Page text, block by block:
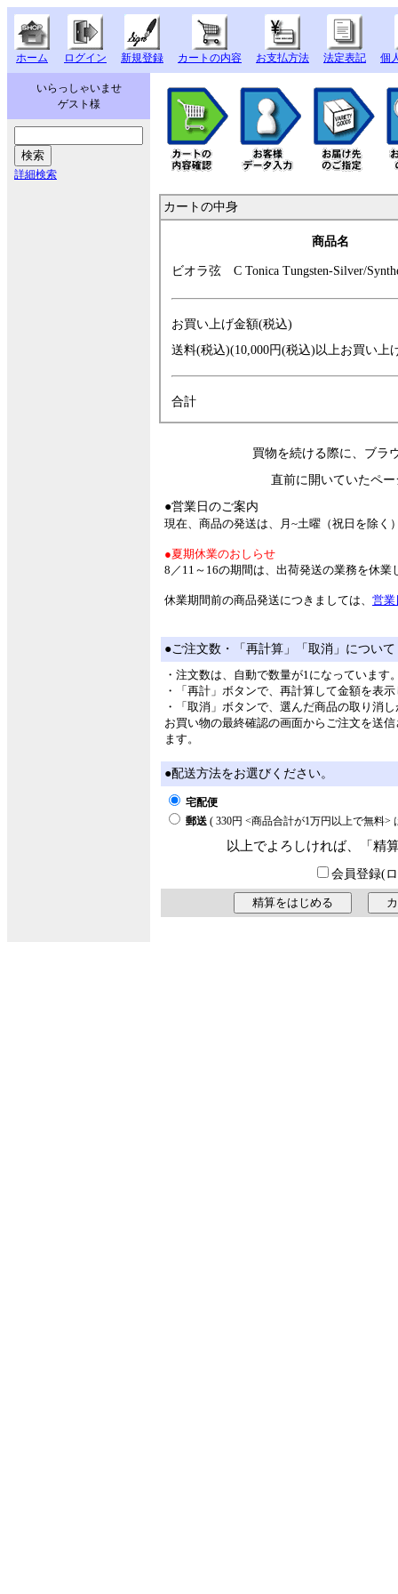
ホーム ログイン 新規登録 カートの内容 お支払方法 法定表記 個
いらっしゃいませ
ゲスト様
詳細検索
カートの中身
商品名
ビオラ弦 C Tonica Tungsten-Silver/
お買い上げ金額(税込)
送料(税込)(10,000円(税込)以上お買い上
合計
買物を続ける際に、ブラ
直前に開いていたペ
●営業日のご案内
現在、商品の発送は、月~土曜（祝日を除く
●夏期休業のおしらせ
8／11～16の期間は、出荷発送の業務を休業
休業期間前の商品発送につきましては、 営業
●ご注文数・「再計算」「取消」について
・注文数は、自動で数量が1になっていま
・「再計」ボタンで、再計算して金額を表
・「取消」ボタンで、選んだ商品の取り消
お買い物の最終確認の画面からご注文を送
ます。
●配送方法をお選びください。
宅配便
郵送 ( 330円 <商品合計が1万円以上で無料>
以上でよろしければ、「精
会員登録(